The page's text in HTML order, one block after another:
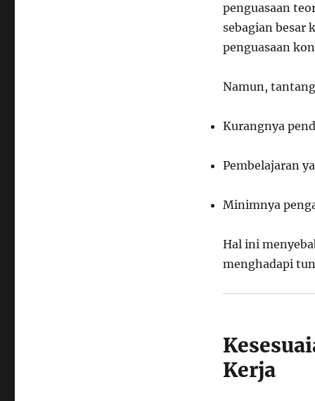
penguasaan
sebagian besar
penguasaan
Namun,
Kurangnya
Pembelajaran
Minimnya
Hal ini
menghadapi
Kerja